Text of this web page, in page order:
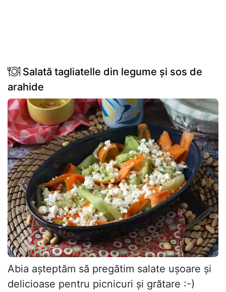
Salată tagliatelle din legume și sos de
arahide
Abia așteptăm să pregătim salate ușoare și
delicioase pentru picnicuri și grătare :-)